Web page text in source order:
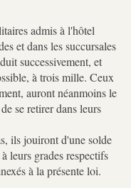
admis à l'hôtel
et dans les succursales
successivement, et
à trois mille. Ceux
auront néanmoins le
se retirer dans leurs
ils jouiront d'une solde
leurs grades respectifs
à la présente loi.